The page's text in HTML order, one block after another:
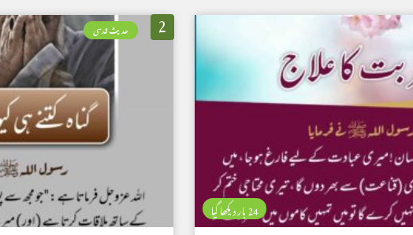
24 بار دیکھا گیا
2 حدیث قدسی